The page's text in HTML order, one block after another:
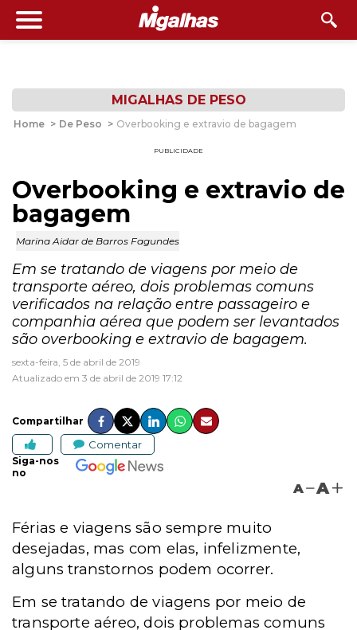
MIGALHAS DE PESO
Home > De Peso > Overbooking e extravio de bagagem
PUBLICIDADE
Overbooking e extravio de
bagagem
Marina Aidar de Barros Fagundes
Em se tratando de viagens por meio de
transporte aéreo, dois problemas comuns
verificados na relação entre passageiro e
companhia aérea que podem ser levantados
são overbooking e extravio de bagagem.
sexta-feira, 5 de abril de 2019
Atualizado em 3 de abril de 2019 17:12
Compartilhar
Comentar
Siga-nos
no
A A
Férias e viagens são sempre muito
desejadas, mas com elas, infelizmente,
alguns transtornos podem ocorrer.
Em se tratando de viagens por meio de
transporte aéreo, dois problemas comuns